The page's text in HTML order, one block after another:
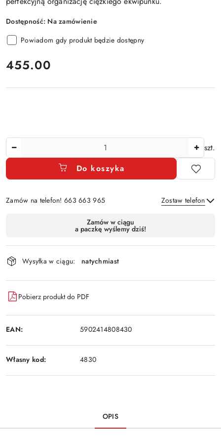
Dostępność: Na zamówienie
Powiadom gdy produkt będzie dostępny
cena:
455.00
szt.
Do koszyka
Zamów na telefon! 663 663 965 Zostaw telefon
Wyślij
dostawa
Zamów w ciągu
a paczkę wyślemy dziś!
Wysyłka w ciągu: natychmiast
Pobierz produkt do PDF
EAN: 5902414808430
Własny kod: 4830
OPIS